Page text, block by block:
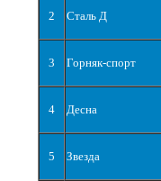
2 Сталь Д
3 Горняк-спорт
4 Десна
5 Звезда